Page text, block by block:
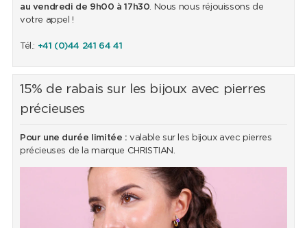
au vendredi de 9h00 à 17h30. Nous nous réjouissons de
votre appel !
Tél.: +41 (0)44 241 64 41
15% de rabais sur les bijoux avec pierres
précieuses
Pour une durée limitée : valable sur les bijoux avec pierres
précieuses de la marque CHRISTIAN.